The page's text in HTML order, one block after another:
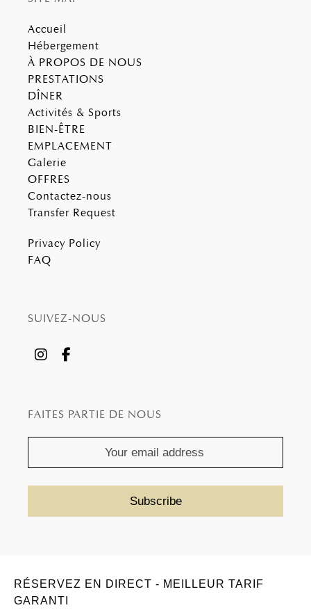
Accueil
Hébergement
À PROPOS DE NOUS
PRESTATIONS
DÎNER
Activités & Sports
BIEN-ÊTRE
EMPLACEMENT
Galerie
OFFRES
Contactez-nous
Transfer Request
Privacy Policy
FAQ
SUIVEZ-NOUS
FAITES PARTIE DE NOUS
RÉSERVEZ EN DIRECT - MEILLEUR TARIF
GARANTI